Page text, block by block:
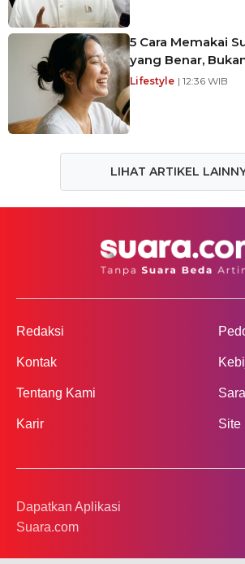
5 Cara Memakai
yang Benar,
Lifestyle | 12:36 WIB
LIHAT ARTIKEL
Redaksi
Kontak
Tentang Kami
Karir Site
Dapatkan Aplikasi
Suara.com